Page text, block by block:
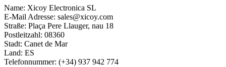
Name: Xicoy Electronica SL
E-Mail Adresse: sales@xicoy.com
Straße: Plaça Pere Llauger, nau 18
Postleitzahl: 08360
Stadt: Canet de Mar
Land: ES
Telefonnummer: (+34) 937 942 774